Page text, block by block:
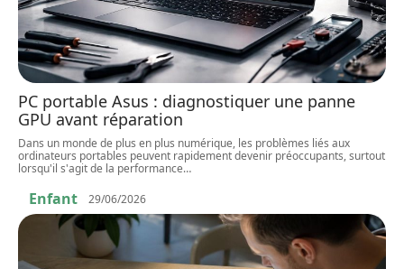
PC portable Asus : diagnostiquer une panne
GPU avant réparation
Dans un monde de plus en plus numérique, les problèmes liés aux
ordinateurs portables peuvent rapidement devenir préoccupants, surtout
lorsqu'il s'agit de la performance…
Enfant 29/06/2026